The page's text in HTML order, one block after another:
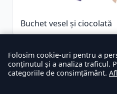
Buchet vesel și ciocolată
Folosim cookie-uri pentru a
conținutul și a analiza traficul.
categoriile de consimțământ.